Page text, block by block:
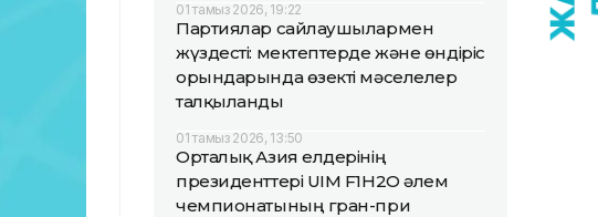
01 тамыз 2026, 19:22
Партиялар сайлаушылармен
жүздесті: мектептерде және өндіріс
орындарында өзекті мәселелер
талқыланды
01 тамыз 2026, 13:50
Орталық Азия елдерінің
президенттері UIM F1H2O әлем
чемпионатының гран-при